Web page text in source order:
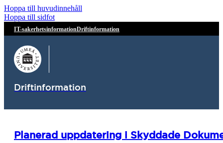
Hoppa till huvudinnehåll
Hoppa till sidfot
IT-sakerhetsinformationDriftinformation
Driftinformation
Planerad uppdatering i Skyddade